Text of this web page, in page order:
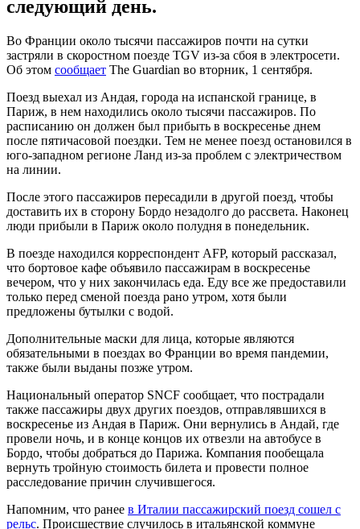
следующий день.
Во Франции около тысячи пассажиров почти на сутки
застряли в скоростном поезде TGV из-за сбоя в электросети.
Об этом сообщает The Guardian во вторник, 1 сентября.
Поезд выехал из Андая, города на испанской границе, в
Париж, в нем находились около тысячи пассажиров. По
расписанию он должен был прибыть в воскресенье днем ​​
после пятичасовой поездки. Тем не менее поезд остановился в
юго-западном регионе Ланд из-за проблем с электричеством
на линии.
После этого пассажиров пересадили в другой поезд, чтобы
доставить их в сторону Бордо незадолго до рассвета. Наконец
люди прибыли в Париж около полудня в понедельник.
В поезде находился корреспондент AFP, который рассказал,
что бортовое кафе объявило пассажирам в воскресенье
вечером, что у них закончилась еда. Еду все же предоставили ​​
только перед сменой поезда рано утром, хотя были
предложены бутылки с водой.
Дополнительные маски для лица, которые являются
обязательными в поездах во Франции во время пандемии,
также были выданы позже утром.
Национальный оператор SNCF сообщает, что пострадали
также пассажиры двух других поездов, отправлявшихся в
воскресенье из Андая в Париж. Они вернулись в Андай, где
провели ночь, и в конце концов их отвезли на автобусе в
Бордо, чтобы добраться до Парижа. Компания пообещала
вернуть тройную стоимость билета и провести полное
расследование причин случившегося.
Напомним, что ранее в Италии пассажирский поезд сошел с
рельс. Происшествие случилось в итальянской коммуне